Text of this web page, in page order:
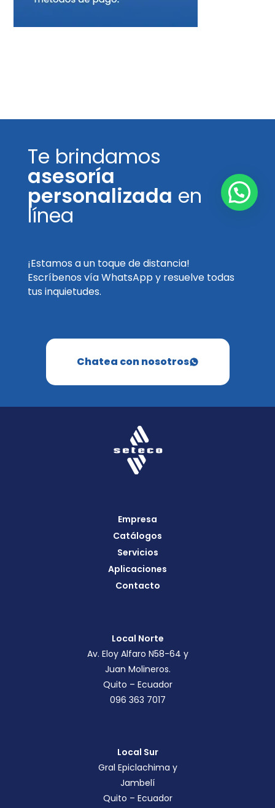
Te brindamos
asesoría
personalizada en
línea
¡Estamos a un toque de distancia!
Escríbenos vía WhatsApp y resuelve todas
tus inquietudes.
Chatea con nosotros
Empresa
Catálogos
Servicios
Aplicaciones
Contacto
Local Norte
Av. Eloy Alfaro N58-64 y
Juan Molineros.
Quito – Ecuador
096 363 7017
Local Sur
Gral Epiclachima y
Jambelí
Quito – Ecuador